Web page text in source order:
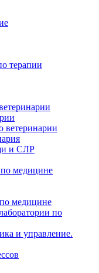
терапии
ветеринарии
и СЛР
медицине
медицине
по
и управление.